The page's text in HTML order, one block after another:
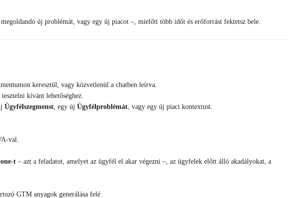
új problémát, vagy egy új piacot –, mielőtt több időt és erőforrást fektetsz bele.
keresztül, vagy közvetlenül a chatben leírva.
kívánt lehetőséghez.
Ügyfélszegmenst , egy új Ügyfélproblémát , vagy egy új piaci kontextust.
val.
t – azt a feladatot, amelyet az ügyfél el akar végezni –, az ügyfelek előtt álló akadályokat, a
GTM anyagok generálása felé.